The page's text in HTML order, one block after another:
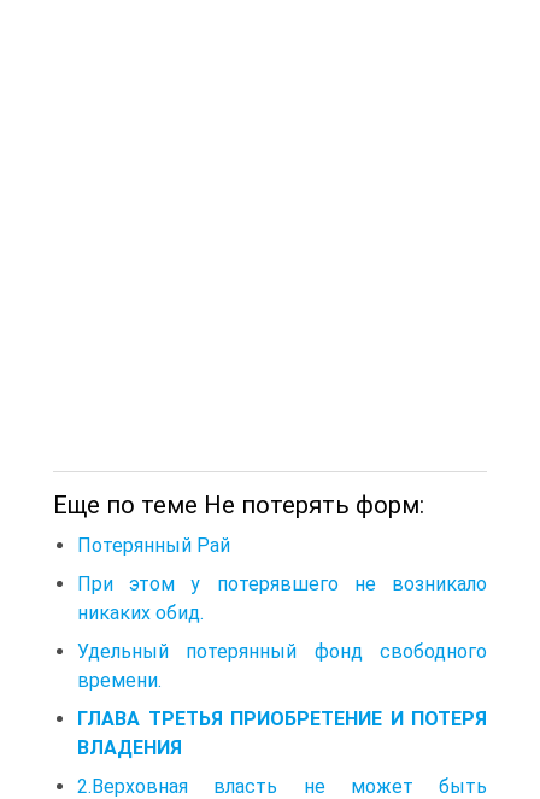
Еще по теме Не потерять форм:
Потерянный Рай
При этом у потерявшего не возникало
никаких обид.
Удельный потерянный фонд свободного
времени.
ГЛАВА ТРЕТЬЯ ПРИОБРЕТЕНИЕ И ПОТЕРЯ
ВЛАДЕНИЯ
2.Верховная власть не может быть